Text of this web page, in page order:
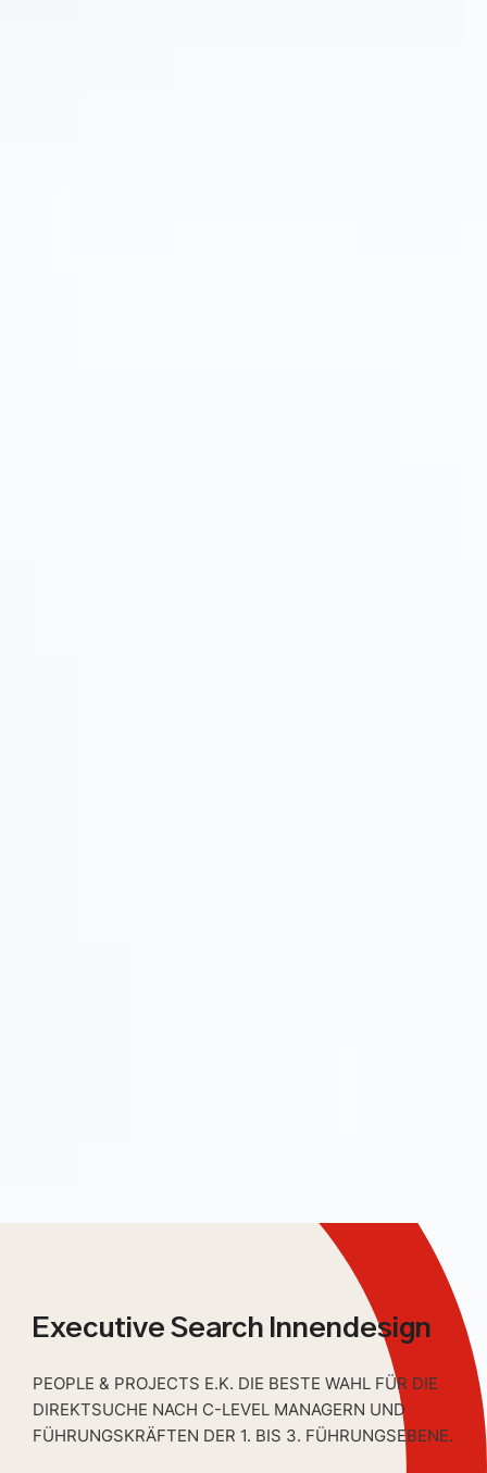
Executive Search Innendesign
PEOPLE & PROJECTS E.K. DIE BESTE WAHL FÜR DIE
DIREKTSUCHE NACH C-LEVEL MANAGERN UND
FÜHRUNGSKRÄFTEN DER 1. BIS 3. FÜHRUNGSEBENE.